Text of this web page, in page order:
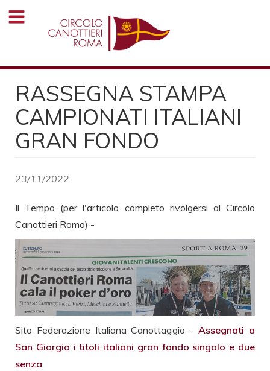
Salta
RASSEGNA STAMPA
CAMPIONATI ITALIANI
GRAN FONDO
23/11/2022
Il Tempo (per l'articolo completo rivolgersi al Circolo
Canottieri Roma) -
Sito Federazione Italiana Canottaggio -Assegnati a
San Giorgio i titoli italiani gran fondo singolo e due
senza.